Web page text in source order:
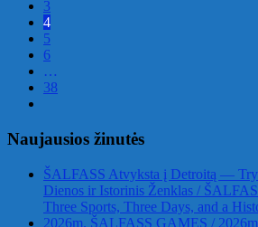
3
4
5
6
…
38
Naujausios žinutės
ŠALFASS Atvyksta į Detroitą —
Dienos ir Istorinis Ženklas /
Three Sports, Three Days, and a
2026m. ŠALFASS GAMES /